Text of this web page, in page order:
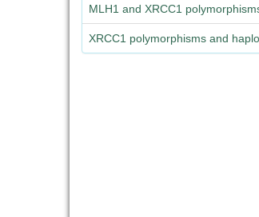
MLH1 and XRCC1
XRCC1 polymorphisms and